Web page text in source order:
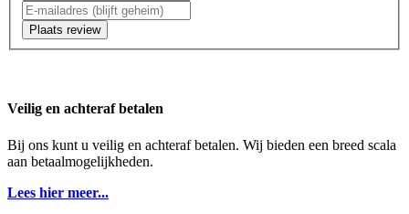
Plaats review
Veilig en achteraf betalen
Bij ons kunt u veilig en achteraf betalen. Wij bieden een breed scala
aan betaalmogelijkheden.
Lees hier meer...